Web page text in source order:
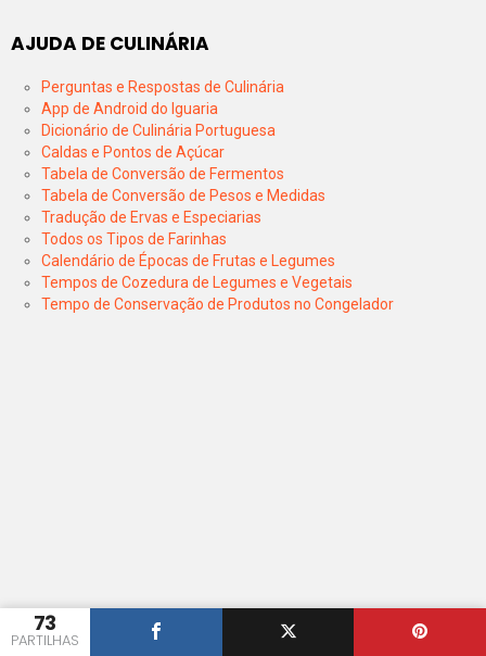
73
PARTILHAS
AJUDA DE CULINÁRIA
Perguntas e Respostas de Culinária
App de Android do Iguaria
Dicionário de Culinária Portuguesa
Caldas e Pontos de Açúcar
Tabela de Conversão de Fermentos
Tabela de Conversão de Pesos e Medidas
Tradução de Ervas e Especiarias
Todos os Tipos de Farinhas
Calendário de Épocas de Frutas e Legumes
Tempos de Cozedura de Legumes e Vegetais
Tempo de Conservação de Produtos no Congelador